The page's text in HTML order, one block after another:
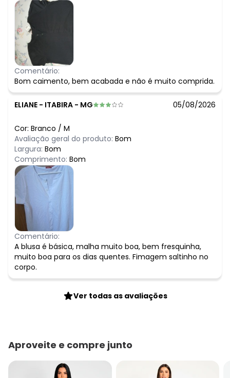
Comentário:
Bom caimento, bem acabada e não é muito comprida.
ELIANE - ITABIRA - MG 05/08/2026
Cor: Branco / M
Avaliação geral do produto: Bom
Largura: Bom
Comprimento: Bom
Comentário:
A blusa é básica, malha muito boa, bem fresquinha,
muito boa para os dias quentes. Fimagem saltinho no
corpo.
Ver todas as avaliações
Aproveite e compre junto